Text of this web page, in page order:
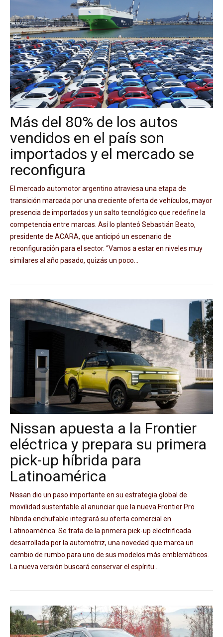
Más del 80% de los autos
vendidos en el país son
importados y el mercado se
reconfigura
El mercado automotor argentino atraviesa una etapa de
transición marcada por una creciente oferta de vehículos, mayor
presencia de importados y un salto tecnológico que redefine la
competencia entre marcas. Así lo planteó Sebastián Beato,
presidente de ACARA, que anticipó un escenario de
reconfiguración para el sector. “Vamos a estar en niveles muy
similares al año pasado, quizás un poco...
Nissan apuesta a la Frontier
eléctrica y prepara su primera
pick-up híbrida para
Latinoamérica
Nissan dio un paso importante en su estrategia global de
movilidad sustentable al anunciar que la nueva Frontier Pro
híbrida enchufable integrará su oferta comercial en
Latinoamérica. Se trata de la primera pick-up electrificada
desarrollada por la automotriz, una novedad que marca un
cambio de rumbo para uno de sus modelos más emblemáticos.
La nueva versión buscará conservar el espíritu...